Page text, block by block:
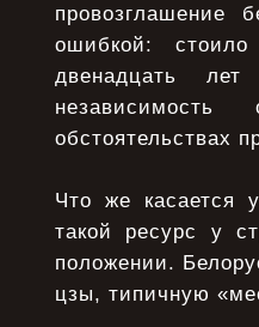
провозглашение
ошибкой:
двенадцать
обстоятельствах
Что же касается
такой ресурс у
положении.
цзы, типичную